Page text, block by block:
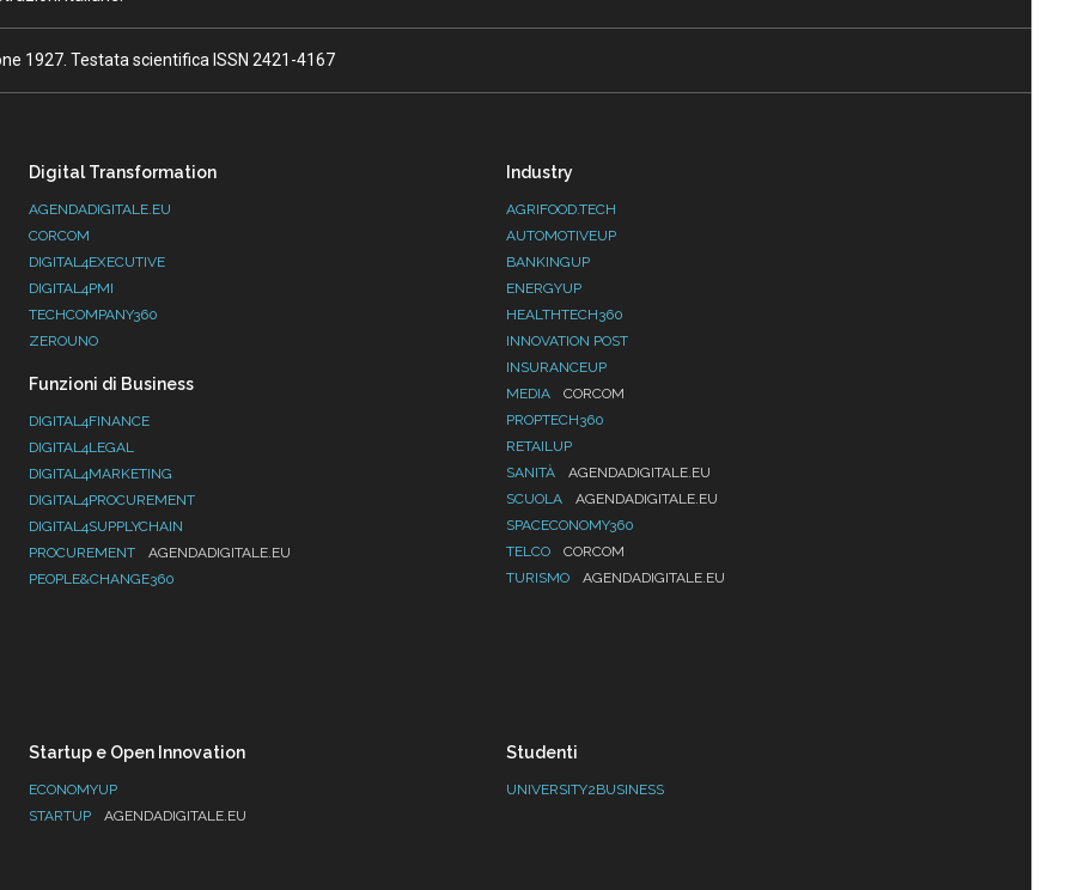
1927. Testata scientifica ISSN 2421-4167
Digital Transformation
AGENDADIGITALE.EU
CORCOM
DIGITAL4EXECUTIVE
DIGITAL4PMI
TECHCOMPANY360
ZEROUNO
Funzioni di Business
DIGITAL4FINANCE
DIGITAL4LEGAL
DIGITAL4MARKETING
DIGITAL4PROCUREMENT
DIGITAL4SUPPLYCHAIN
PROCUREMENT
AGENDADIGITALE.EU
PEOPLE&CHANGE360
Industry
AGRIFOOD.TECH
AUTOMOTIVEUP
BANKINGUP
ENERGYUP
HEALTHTECH360
INNOVATION POST
INSURANCEUP
MEDIA
CORCOM
PROPTECH360
RETAILUP
SANITÀ
AGENDADIGITALE.EU
SCUOLA
AGENDADIGITALE.EU
SPACECONOMY360
TELCO
CORCOM
TURISMO
AGENDADIGITALE.EU
Startup e Open Innovation
ECONOMYUP
STARTUP
AGENDADIGITALE.EU
Studenti
UNIVERSITY2BUSINESS